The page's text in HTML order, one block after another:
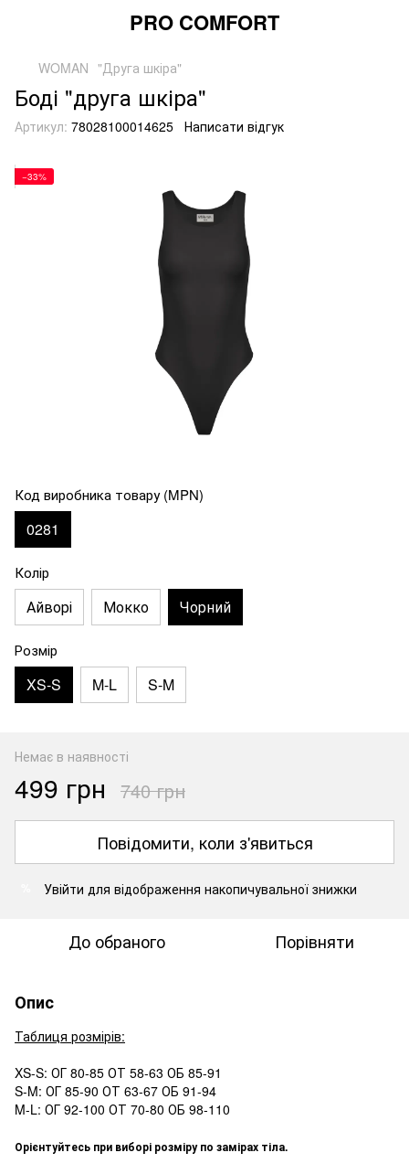
PRO COMFORT
WOMAN "Друга шкіра"
Боді "друга шкіра"
Артикул: 78028100014625 Написати відгук
−33%
Код виробника товару (MPN)
0281
Колір
Айворі Мокко Чорний
Розмір
XS-S M-L S-M
Немає в наявності
499 грн 740 грн
Повідомити, коли з'явиться
Увійти для відображення накопичувальної знижки
До обраного Порівняти
Опис
Таблиця розмірів:
XS-S: ОГ 80-85 ОТ 58-63 ОБ 85-91
S-M: ОГ 85-90 ОТ 63-67 ОБ 91-94
M-L: ОГ 92-100 ОТ 70-80 ОБ 98-110
Орієнтуйтесь при виборі розміру по замірах тіла.